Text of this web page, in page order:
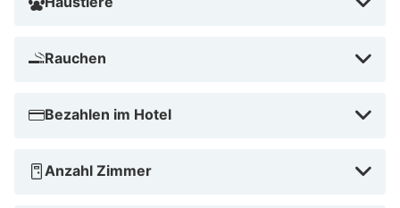
Rauchen
Bezahlen im Hotel
Anzahl Zimmer